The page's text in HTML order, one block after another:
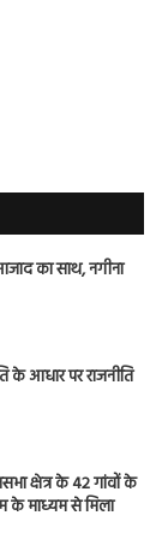
का साथ, नगीना
के आधार पर राजनीति
क्षेत्र के 42 गांवों के
के माध्यम से मिला